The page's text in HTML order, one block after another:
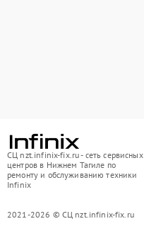
СЦ nzt.infinix-fix.ru - сеть сервисных
центров в Нижнем Тагиле по
ремонту и обслуживанию техники
Infinix
2021-2026 © СЦ nzt.infinix-fix.ru